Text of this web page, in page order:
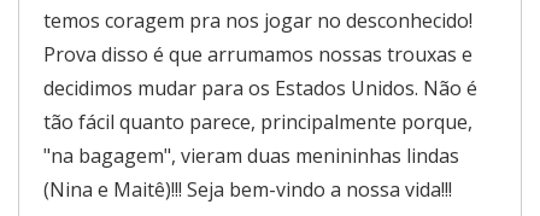
temos coragem pra nos jogar no desconhecido!
Prova disso é que arrumamos nossas trouxas e
decidimos mudar para os Estados Unidos. Não é
tão fácil quanto parece, principalmente porque,
"na bagagem", vieram duas menininhas lindas
(Nina e Maitê)!!! Seja bem-vindo a nossa vida!!!